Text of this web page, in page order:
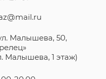
Малышева, 50,
Малышева, 1 этаж)